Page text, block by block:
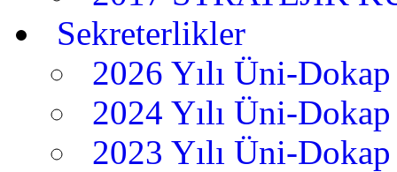
Sekreterlikler
2026 Yılı Üni-
2024 Yılı Üni-
2023 Yılı Üni-